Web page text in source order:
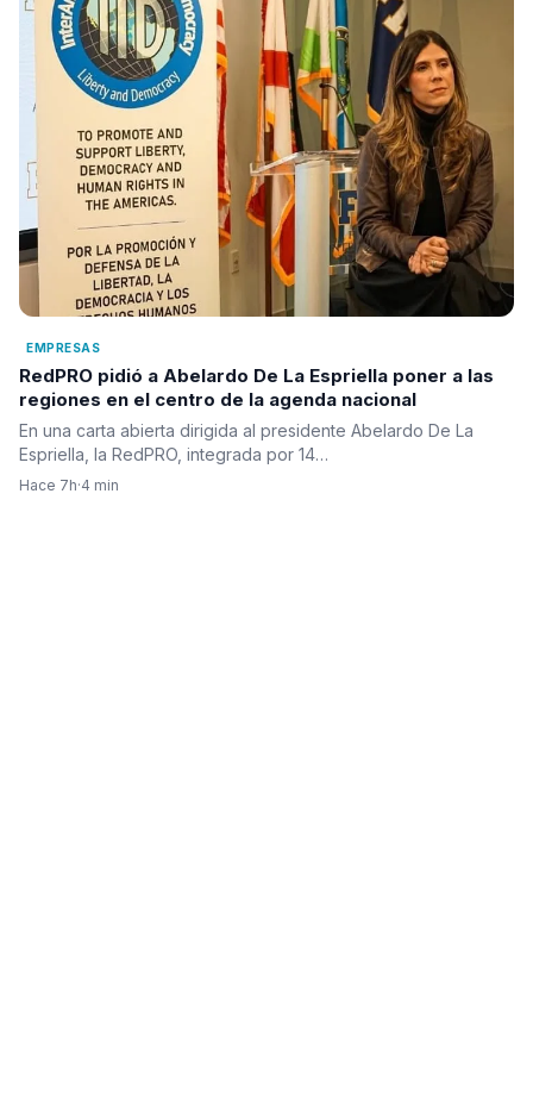
EMPRESAS
RedPRO pidió a Abelardo De La Espriella poner a las
regiones en el centro de la agenda nacional
En una carta abierta dirigida al presidente Abelardo De La
Espriella, la RedPRO, integrada por 14…
Hace 7h·4 min